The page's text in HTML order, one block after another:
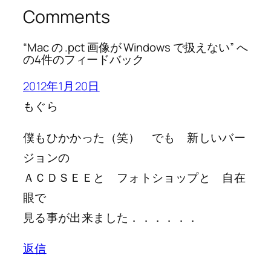
Comments
“Mac の .pct 画像が Windows で扱えない” へ
の4件のフィードバック
2012年1月20日
もぐら
僕もひかかった（笑） でも 新しいバー
ジョンの
ＡＣＤＳＥＥと フォトショップと 自在
眼で
見る事が出来ました．．．．．．
返信